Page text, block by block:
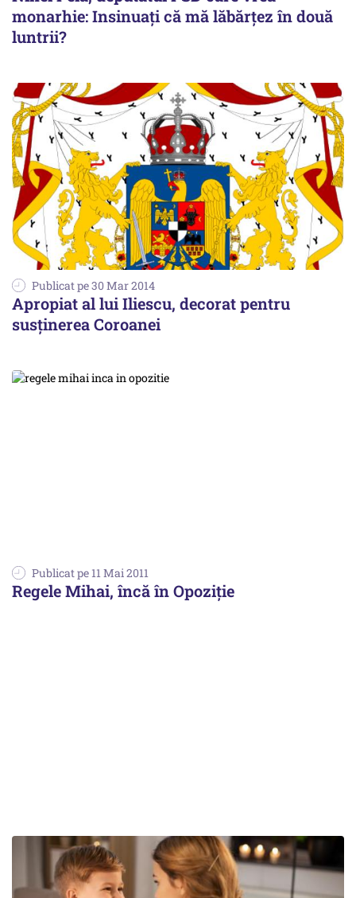
monarhie: Insinuați că mă lăbărțez în două
luntrii?
Publicat pe 30 Mar 2014
Apropiat al lui Iliescu, decorat pentru
susținerea Coroanei
Publicat pe 11 Mai 2011
Regele Mihai, încă în Opoziție